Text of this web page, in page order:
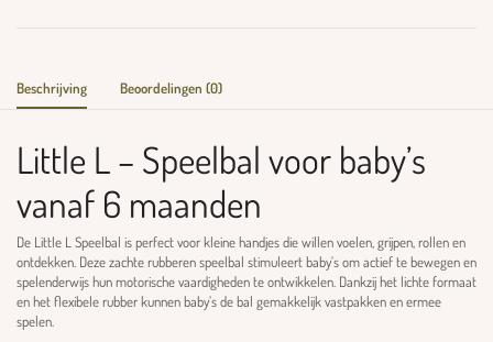
Beschrijving Beoordelingen (0)
Little L – Speelbal voor baby’s
vanaf 6 maanden
De Little L Speelbal is perfect voor kleine handjes die willen voelen, grijpen, rollen en
ontdekken. Deze zachte rubberen speelbal stimuleert baby’s om actief te bewegen en
spelenderwijs hun motorische vaardigheden te ontwikkelen. Dankzij het lichte formaat
en het flexibele rubber kunnen baby’s de bal gemakkelijk vastpakken en ermee
spelen.